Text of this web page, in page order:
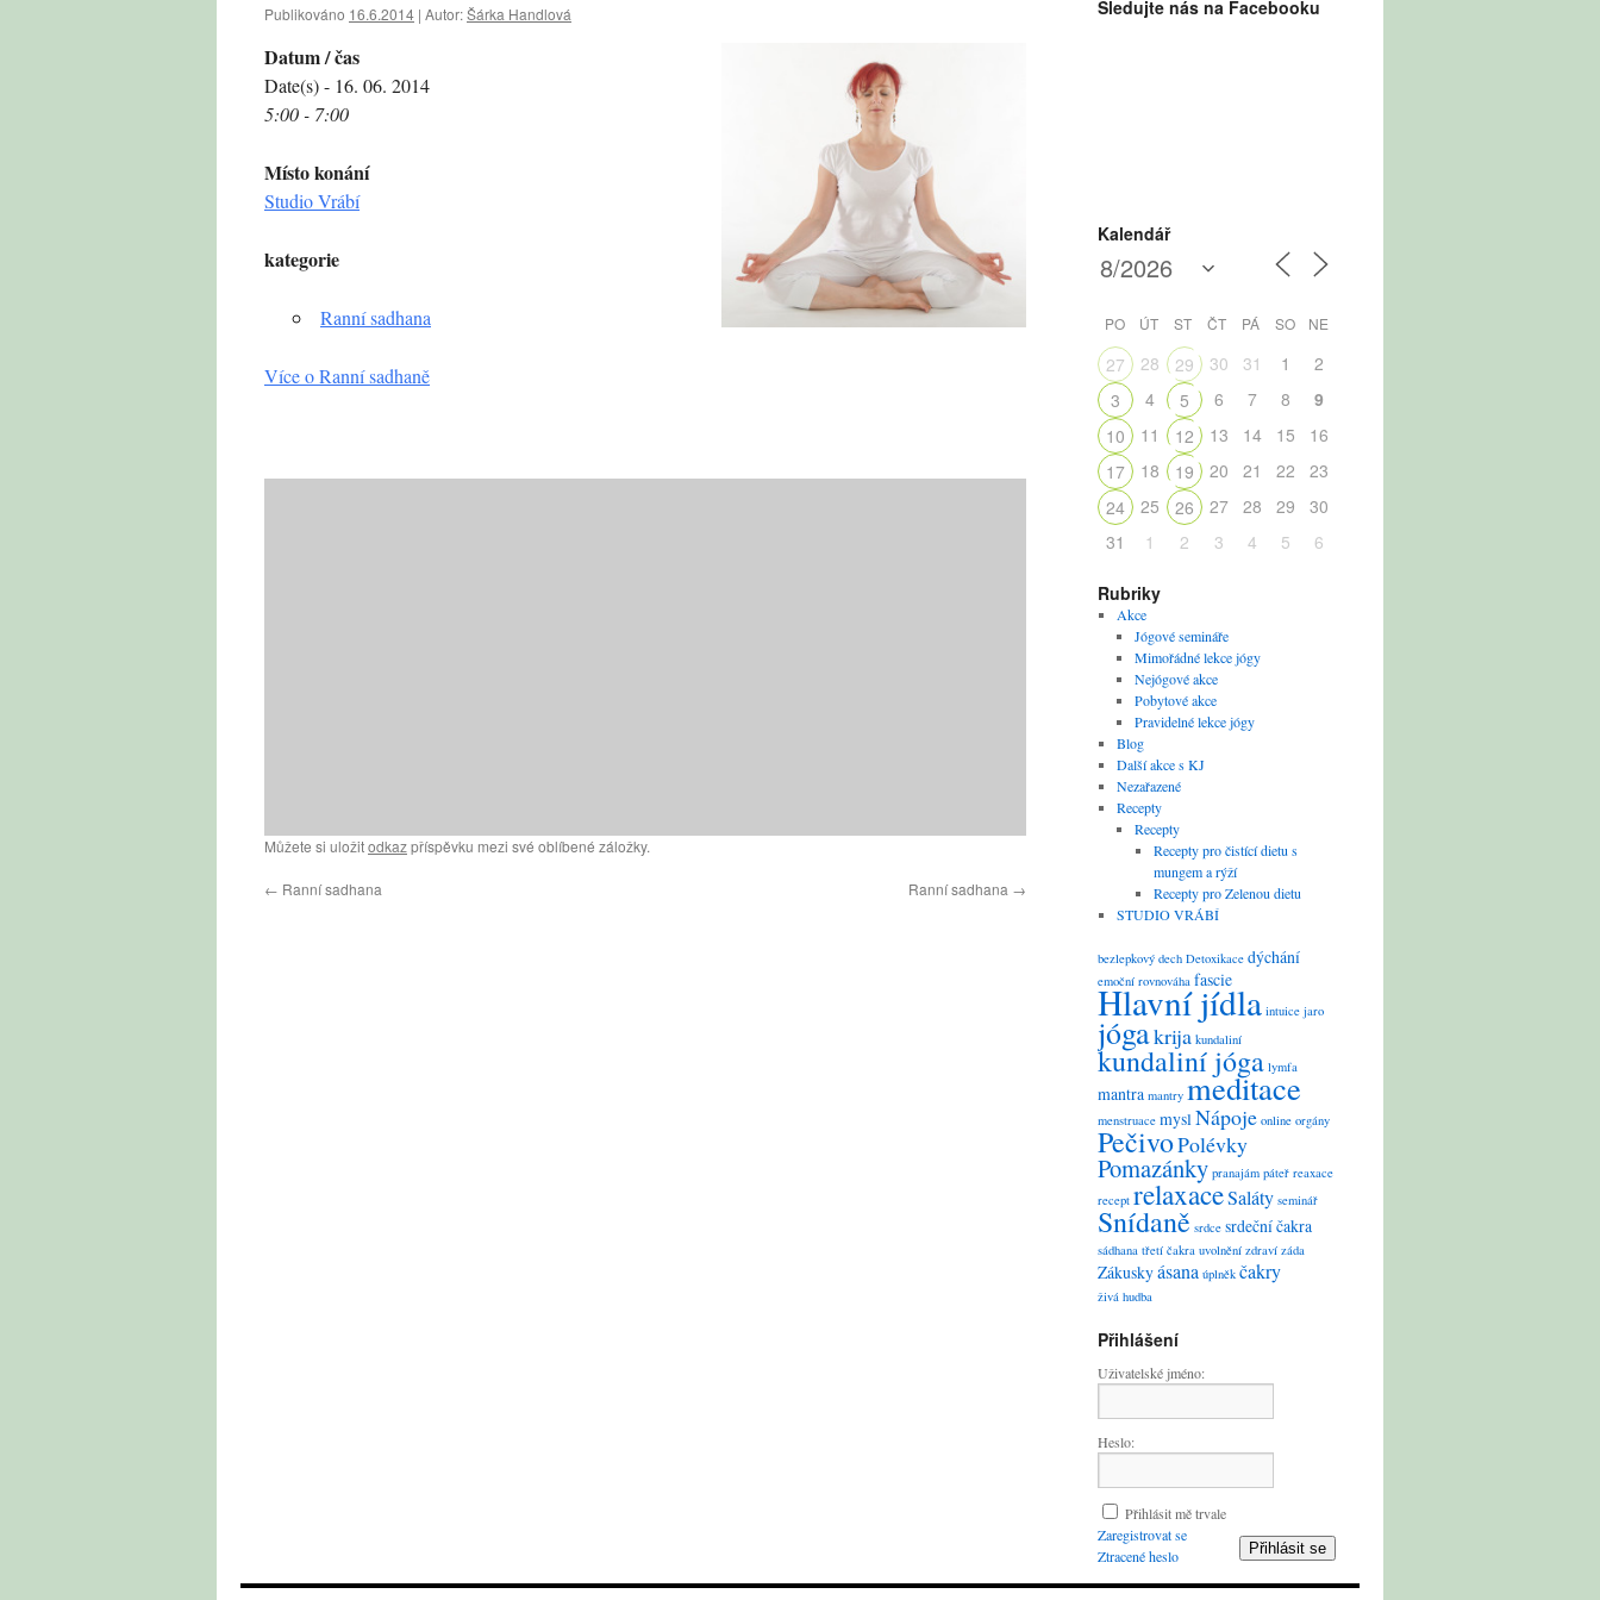
Publikováno 16.6.2014 | Autor:Šárka Handlová
Datum / čas
Date(s) - 16. 06. 2014
5:00 - 7:00
Místo konání
Studio Vrábí
kategorie
Ranní sadhana
Více o Ranní sadhaně
Můžete si uložitodkazpříspěvku mezi své oblíbené záložky.
← Ranní sadhana Ranní sadhana →
Sledujte nás na Facebooku
Kalendář
PO ÚT ST ČT PÁ SO NE
27 28 29 30 31 1
2
3
4 5 6 7 8
9
10
11 12 13 14 15
16
17
18 19 20 21 22
23
24
25 26 27 28 29
30
31
1 2 3 4 5 6
Rubriky
Akce
Jógové semináře
Mimořádné lekce jógy
Nejógové akce
Pobytové akce
Pravidelné lekce jógy
Blog
Další akce s KJ
Nezařazené
Recepty
Recepty
Recepty pro čistící dietu s
mungem a rýží
Recepty pro Zelenou dietu
STUDIO VRÁBÍ
bezlepkový dech Detoxikace dýchání
emoční rovnováha fascie
Hlavní jídla intuice jaro
jógakrija kundaliní
kundaliní jóga lymfa
mantra mantry meditace
menstruace myslNápoje online orgány
PečivoPolévky
Pomazánky pranajám páteř reaxace
recept relaxaceSaláty seminář
Snídaně srdce srdeční čakra
sádhana třetí čakra uvolnění zdraví záda
Zákuskyásana úplněk čakry
živá hudba
Přihlášení
Uživatelské jméno:
Heslo:
Přihlásit mě trvale
Přihlásit se
Zaregistrovat se
Ztracené heslo